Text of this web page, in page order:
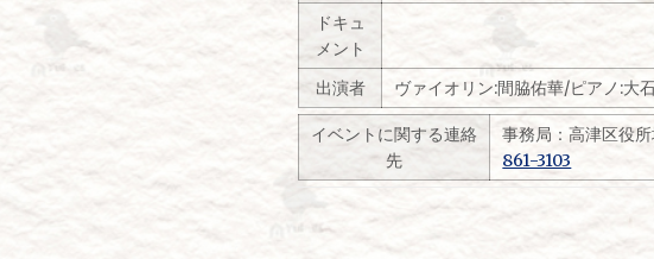
ドキュ
メント
出演者
ヴァイオリン:間脇佑華/ピアノ:大
イベントに関する連絡
先
事務局：高津区役
861-3103